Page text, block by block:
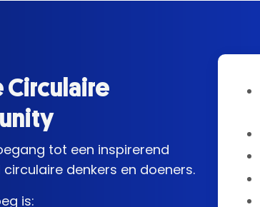
Circulaire
tot een inspirerend
denkers en doeners.
is: